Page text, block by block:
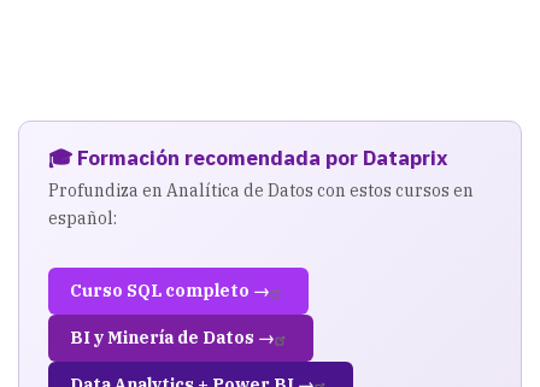
🎓 Formación recomendada por Dataprix
Profundiza en Analítica de Datos con estos cursos en
español:
Curso SQL completo →
BI y Minería de Datos →